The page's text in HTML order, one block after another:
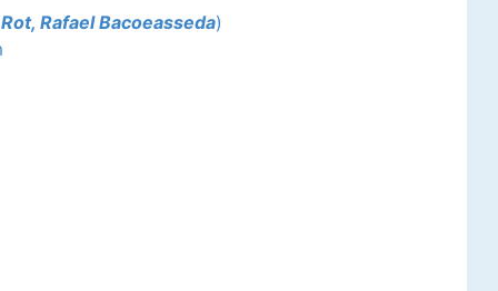
, Rafael Bacoeasseda)